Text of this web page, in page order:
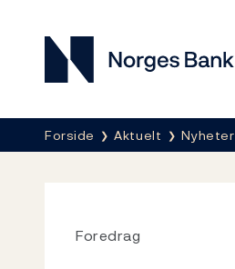
Norges Bank
Her er du nå:
Forside Aktuelt Nyheter
Foredrag